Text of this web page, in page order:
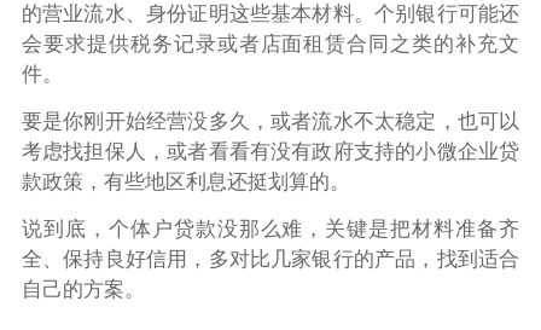
的营业流水、身份证明这些基本材料。个别银行可能还
会要求提供税务记录或者店面租赁合同之类的补充文
件。
要是你刚开始经营没多久，或者流水不太稳定，也可以
考虑找担保人，或者看看有没有政府支持的小微企业贷
款政策，有些地区利息还挺划算的。
说到底，个体户贷款没那么难，关键是把材料准备齐
全、保持良好信用，多对比几家银行的产品，找到适合
自己的方案。